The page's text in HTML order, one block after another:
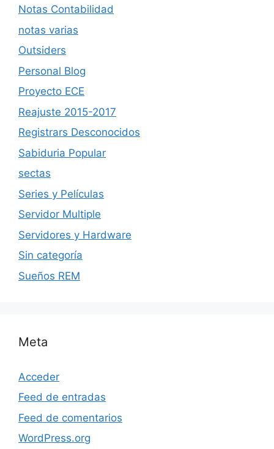
Notas Contabilidad
notas varias
Outsiders
Personal Blog
Proyecto ECE
Reajuste 2015-2017
Registrars Desconocidos
Sabiduria Popular
sectas
Series y Películas
Servidor Multiple
Servidores y Hardware
Sin categoría
Sueños REM
Meta
Acceder
Feed de entradas
Feed de comentarios
WordPress.org